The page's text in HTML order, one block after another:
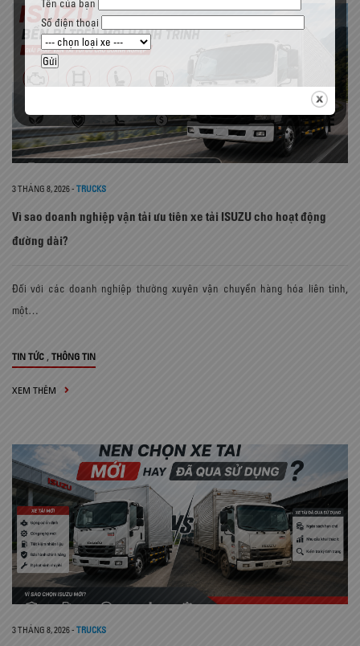
3 THÁNG 8, 2026- TRUCKS
Vì sao doanh nghiệp vận tải ưu tiên xe tải ISUZU cho hoạt động
đường dài?
Đối với các doanh nghiệp thường xuyên vận chuyển hàng hóa liên tỉnh,
một…
TIN TỨC THÔNG TIN
XEM THÊM
3 THÁNG 8, 2026- TRUCKS
Tên của bạn
Số điện thoại